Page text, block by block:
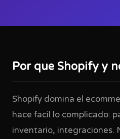
Por que Shopify y
Shopify domina el
hace facil lo complicado:
inventario, integraciones.